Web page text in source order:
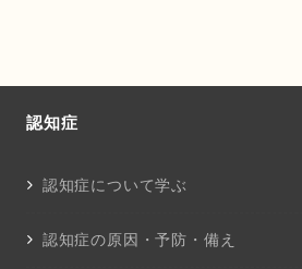
認知症
認知症について学ぶ
認知症の原因・予防・備え